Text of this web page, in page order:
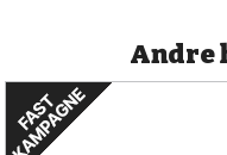
Andre